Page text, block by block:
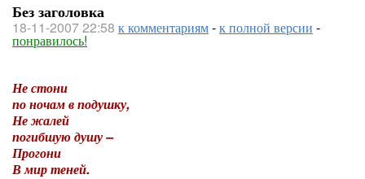
Без заголовка
18-11-2007 22:58 к комментариям-к полной версии -
понравилось!
Не стони
по ночам в подушку,
Не жалей
погибшую душу –
Прогони
В мир теней.